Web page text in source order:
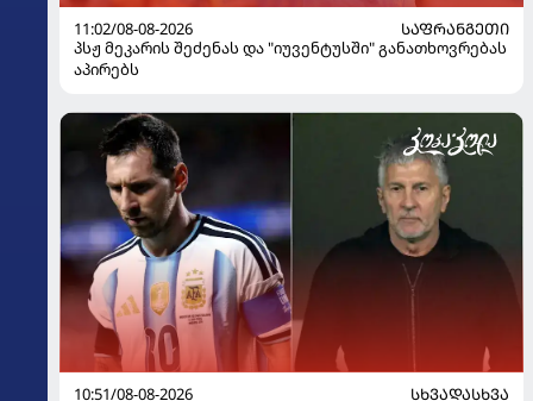
11:02/08-08-2026
ᲡᲐᲤᲠᲐᲜᲒᲔᲗᲘ
პსჟ მეკარის შეძენას და "იუვენტუსში" განათხოვრებას
აპირებს
10:51/08-08-2026
ᲡᲮᲕᲐᲓᲐᲡᲮᲕᲐ